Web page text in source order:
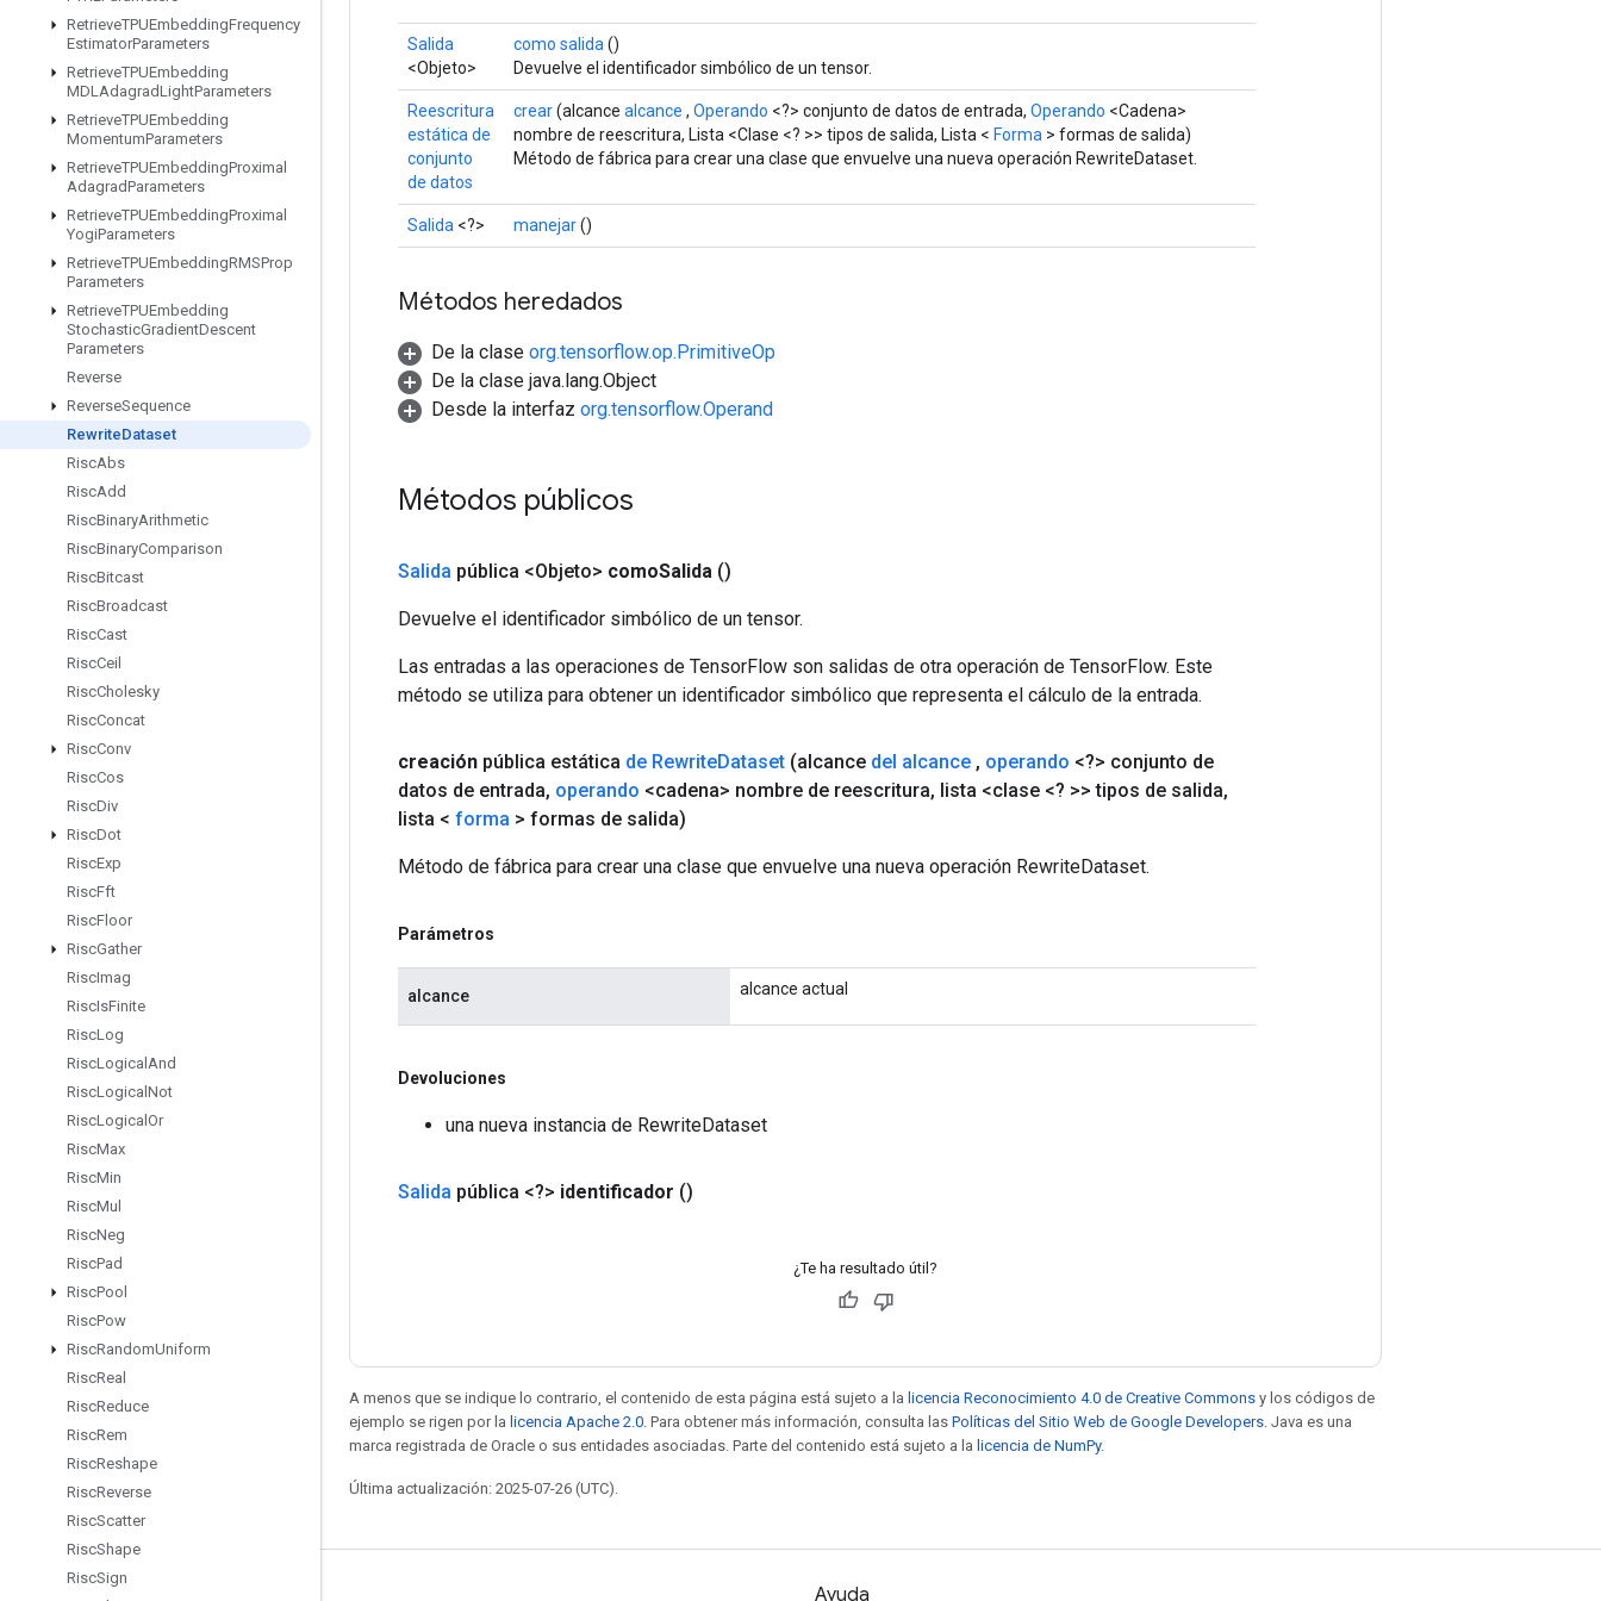
RetrieveTPUEmbeddingFrequency
EstimatorParameters
RetrieveTPUEmbedding
MDLAdagradLightParameters
RetrieveTPUEmbedding
MomentumParameters
RetrieveTPUEmbeddingProximal
AdagradParameters
RetrieveTPUEmbeddingProximal
YogiParameters
RetrieveTPUEmbeddingRMSProp
Parameters
RetrieveTPUEmbedding
StochasticGradientDescent
Parameters
Reverse
ReverseSequence
RewriteDataset
RiscAbs
RiscAdd
RiscBinaryArithmetic
RiscBinaryComparison
RiscBitcast
RiscBroadcast
RiscCast
RiscCeil
RiscCholesky
RiscConcat
RiscConv
RiscCos
RiscDiv
RiscDot
RiscExp
RiscFft
RiscFloor
RiscGather
RiscImag
RiscIsFinite
RiscLog
RiscLogical And
RiscLogical Not
RiscLogical Or
RiscMax
RiscMin
RiscMul
RiscNeg
RiscPad
RiscPool
RiscPow
RiscRandomUniform
RiscReal
RiscReduce
RiscRem
RiscReshape
RiscReverse
RiscScatter
RiscShape
RiscSign
Salida
<Objeto>
como salida ()
Devuelve el identificador simbólico de un tensor.
Reescritura
estática de
conjunto
de datos
crear(alcance alcance , Operando <?> conjunto de datos de entrada, Operando <Cadena>
nombre de reescritura, Lista <Clase <? >> tipos de salida, Lista < Forma > formas de salida)
Método de fábrica para crear una clase que envuelve una nueva operación RewriteDataset.
Salida <?> manejar()
Métodos heredados
De la clase org.tensorflow.op.PrimitiveOp
De la clase java.lang.Object
Desde la interfaz org.tensorflow.Operand
Métodos públicos
Salida pública <Objeto> comoSalida ()
Devuelve el identificador simbólico de un tensor.
Las entradas a las operaciones de TensorFlow son salidas de otra operación de TensorFlow. Este
método se utiliza para obtener un identificador simbólico que representa el cálculo de la entrada.
creación pública estática de RewriteDataset (alcance del alcance , operando <?> conjunto de
datos de entrada, operando <cadena> nombre de reescritura, lista <clase <? >> tipos de salida,
lista < forma > formas de salida)
Método de fábrica para crear una clase que envuelve una nueva operación RewriteDataset.
Parámetros
alcance alcance actual
Devoluciones
una nueva instancia de RewriteDataset
Salida pública <?> identificador ()
¿Te ha resultado útil?
A menos que se indique lo contrario, el contenido de esta página está sujeto a la licencia Reconocimiento 4.0 de Creative Commons y los códigos de
ejemplo se rigen por la licencia Apache 2.0 . Para obtener más información, consulta las Políticas del Sitio Web de Google Developers . Java es una
marca registrada de Oracle o sus entidades asociadas. Parte del contenido está sujeto a la licencia de NumPy.
Última actualización: 2025-07-26 (UTC).
Seguir conectado Ayuda